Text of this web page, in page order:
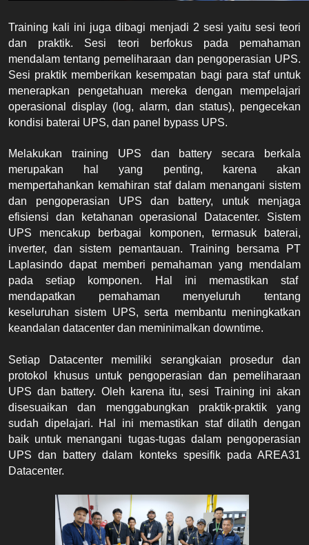
Training kali ini juga dibagi menjadi 2 sesi yaitu sesi teori
dan praktik. Sesi teori berfokus pada pemahaman
mendalam tentang pemeliharaan dan pengoperasian UPS.
Sesi praktik memberikan kesempatan bagi para staf untuk
menerapkan pengetahuan mereka dengan mempelajari
operasional display (log, alarm, dan status), pengecekan
kondisi baterai UPS, dan panel bypass UPS.
Melakukan training UPS dan battery secara berkala
merupakan hal yang penting, karena akan
mempertahankan kemahiran staf dalam menangani sistem
dan pengoperasian UPS dan battery, untuk menjaga
efisiensi dan ketahanan operasional Datacenter. Sistem
UPS mencakup berbagai komponen, termasuk baterai,
inverter, dan sistem pemantauan. Training bersama PT
Laplasindo dapat memberi pemahaman yang mendalam
pada setiap komponen. Hal ini memastikan staf
mendapatkan pemahaman menyeluruh tentang
keseluruhan sistem UPS, serta membantu meningkatkan
keandalan datacenter dan meminimalkan downtime.
Setiap Datacenter memiliki serangkaian prosedur dan
protokol khusus untuk pengoperasian dan pemeliharaan
UPS dan battery. Oleh karena itu, sesi Training ini akan
disesuaikan dan menggabungkan praktik-praktik yang
sudah dipelajari. Hal ini memastikan staf dilatih dengan
baik untuk menangani tugas-tugas dalam pengoperasian
UPS dan battery dalam konteks spesifik pada AREA31
Datacenter.